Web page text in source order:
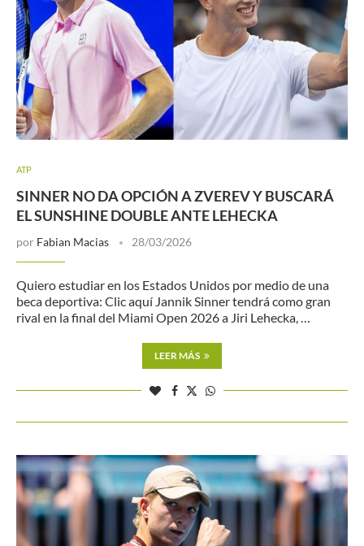
ATP
SINNER NO DA OPCIÓN A ZVEREV Y BUSCARÁ
EL SUNSHINE DOUBLE ANTE LEHECKA
por Fabian Macias 28/03/2026
Quiero estudiar en los Estados Unidos por medio de una
beca deportiva: Clic aquí Jannik Sinner tendrá como gran
rival en la final del Miami Open 2026 a Jiri Lehecka, …
LEER MÁS